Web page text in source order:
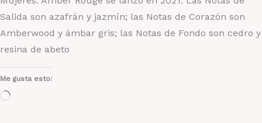
Salida son azafrán y jazmín; las Notas de Corazón son
Amberwood y ámbar gris; las Notas de Fondo son cedro y
resina de abeto
Me gusta esto:
Cargando...